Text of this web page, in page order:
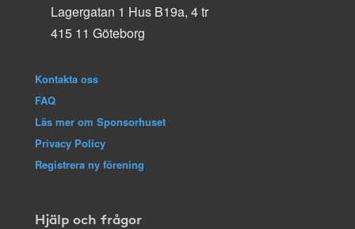
Lagergatan 1 Hus B19a, 4 tr
415 11 Göteborg
Kontakta oss
FAQ
Läs mer om Sponsorhuset
Privacy Policy
Registrera ny förening
Hjälp och frågor